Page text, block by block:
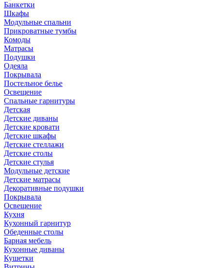
Банкетки
Шкафы
Модульные спальни
Прикроватные тумбы
Комоды
Матрасы
Подушки
Одеяла
Покрывала
Постельное белье
Освещение
Спальные гарнитуры
Детская
Детские диваны
Детские кровати
Детские шкафы
Детские стеллажи
Детские столы
Детские стулья
Модульные детские
Детские матрасы
Декоративные подушки
Покрывала
Освещение
Кухня
Кухонный гарнитур
Обеденные столы
Барная мебель
Кухонные диваны
Кушетки